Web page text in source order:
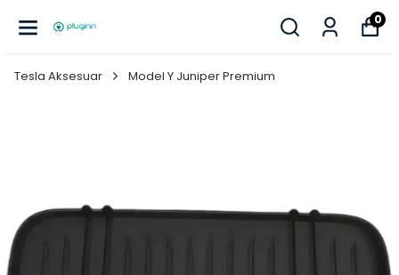
0
Tesla Aksesuar Model Y Juniper Premium